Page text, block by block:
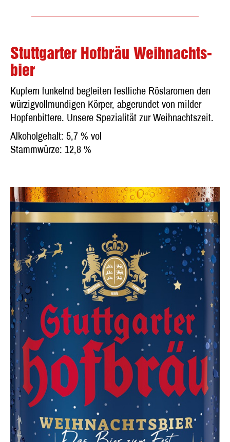
Stuttgarter Hofbräu Weihnachts­
bier
Kupfern funkelnd begleiten festliche Röstaromen den
würzigvollmundigen Körper, abgerundet von milder
Hopfenbittere. Unsere Spezialität zur Weihnachtszeit.
Alkoholgehalt: 5,7 % vol
Stammwürze: 12,8 %